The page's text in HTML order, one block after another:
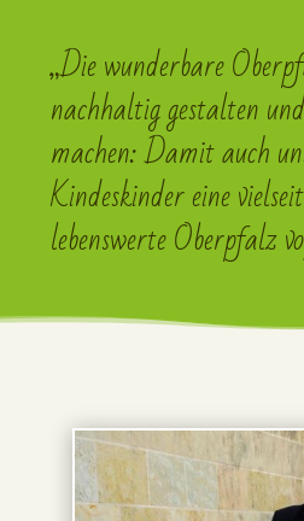
„Die wunderbare
nachhaltig gestalten
machen: Damit auch
Kindeskinder eine
lebenswerte Oberpfalz